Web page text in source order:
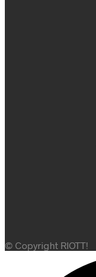
© Copyright RIOTT!